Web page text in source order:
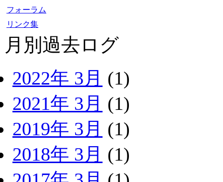
フォーラム
リンク集
月別過去ログ
2022年 3月 (1)
2021年 3月 (1)
2019年 3月 (1)
2018年 3月 (1)